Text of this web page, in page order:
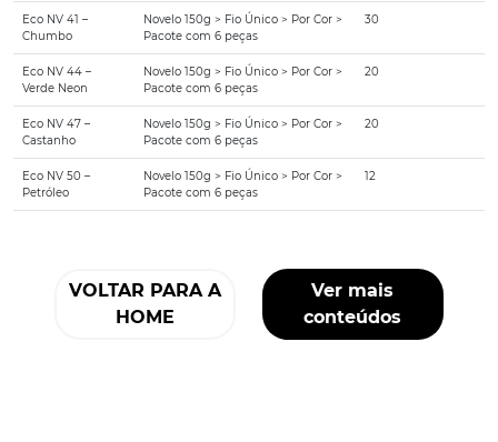
Eco NV 41 –
Chumbo
Novelo 150g > Fio Único > Por Cor >
Pacote com 6 peças
30
Eco NV 44 –
Verde Neon
Novelo 150g > Fio Único > Por Cor >
Pacote com 6 peças
20
Eco NV 47 –
Castanho
Novelo 150g > Fio Único > Por Cor >
Pacote com 6 peças
20
Eco NV 50 –
Petróleo
Novelo 150g > Fio Único > Por Cor >
Pacote com 6 peças
12
VOLTAR PARA A
HOME
Ver mais
conteúdos